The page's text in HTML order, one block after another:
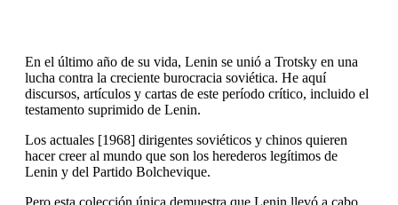
En el último año de su vida, Lenin se unió a Trotsky en una
lucha contra la creciente burocracia soviética. He aquí
discursos, artículos y cartas de este período crítico, incluido el
testamento suprimido de Lenin.
Los actuales [1968] dirigentes soviéticos y chinos quieren
hacer creer al mundo que son los herederos legítimos de
Lenin y del Partido Bolchevique.